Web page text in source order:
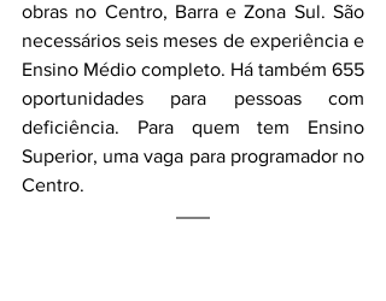
obras no Centro, Barra e Zona Sul. São
necessários seis meses de experiência e
Ensino Médio completo. Há também 655
oportunidades para pessoas com
deficiência. Para quem tem Ensino
Superior, uma vaga para programador no
Centro.